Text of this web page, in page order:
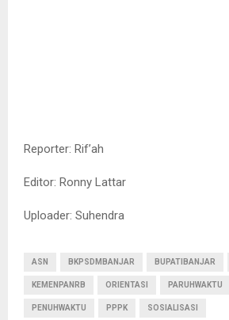
Reporter: Rif’ah
Editor: Ronny Lattar
Uploader: Suhendra
ASN BKPSDMBANJAR BUPATIBANJAR
KEMENPANRB ORIENTASI PARUHWAKTU
PENUHWAKTU PPPK SOSIALISASI